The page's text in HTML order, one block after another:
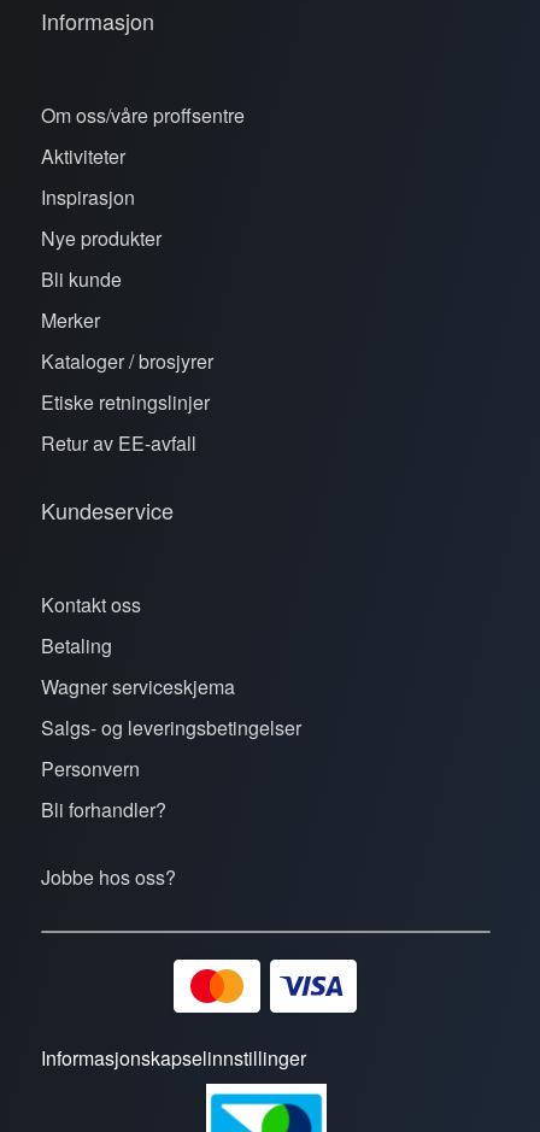
Informasjon
Om oss/våre proffsentre
Aktiviteter
Inspirasjon
Nye produkter
Bli kunde
Merker
Kataloger / brosjyrer
Etiske retningslinjer
Retur av EE-avfall
Kundeservice
Kontakt oss
Betaling
Wagner serviceskjema
Salgs- og leveringsbetingelser
Personvern
Bli forhandler?
Jobbe hos oss?
Informasjonskapselinnstillinger